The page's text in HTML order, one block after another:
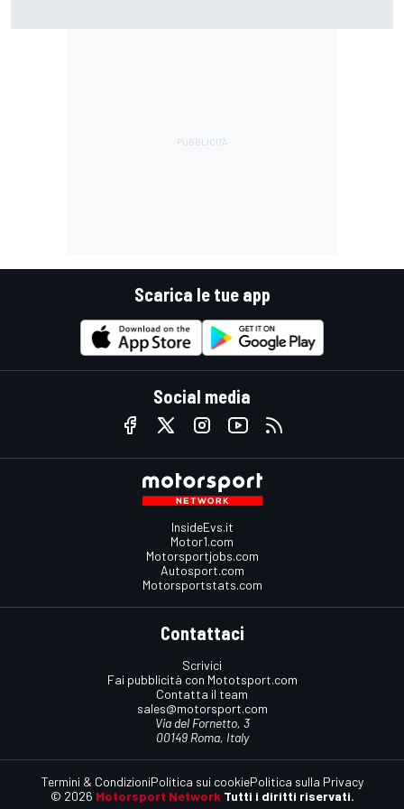
Scarica le tue app
Social media
InsideEvs.it
Motor1.com
Motorsportjobs.com
Autosport.com
Motorsportstats.com
Contattaci
Scrivici
Fai pubblicità con Mototsport.com
Contatta il team
sales@motorsport.com
Via del Fornetto, 3
00149 Roma, Italy
© 2026 Motorsport Network Tutti i diritti riservati.
Termini & CondizioniPolitica sui cookiePolitica sulla Privacy